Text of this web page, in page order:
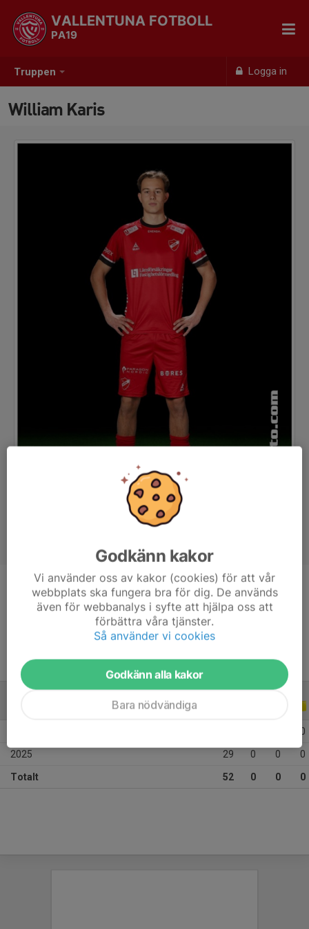
Truppen Logga in
VALLENTUNA FOTBOLL
PA19
William Karis
Position
-
19 år
ALLA ÅR
0
2025 29 0 0 0
Totalt 52 0 0 0
Godkänn kakor
Vi använder oss av kakor (cookies) för att vår
webbplats ska fungera bra för dig. De används
även för webbanalys i syfte att hjälpa oss att
förbättra våra tjänster.
Så använder vi cookies
Godkänn alla kakor
Bara nödvändiga